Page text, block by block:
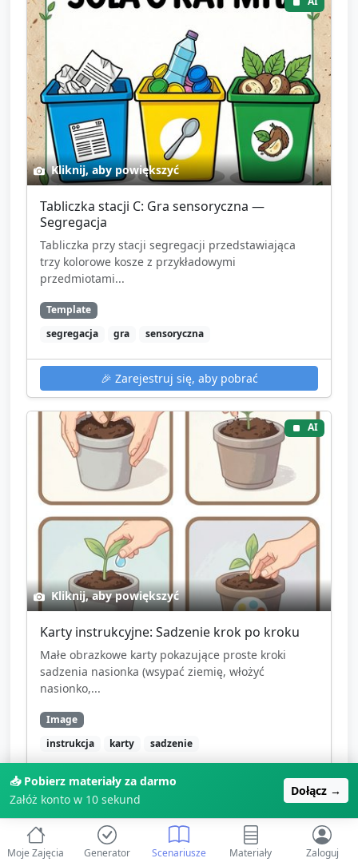
Kliknij, aby powiększyć
Tabliczka stacji C: Gra sensoryczna —
Segregacja
Tabliczka przy stacji segregacji przedstawiająca
trzy kolorowe kosze z przykładowymi
przedmiotami...
Template
segregacja
gra sensoryczna
🎉 Zarejestruj się, aby pobrać
AI
Kliknij, aby powiększyć
Karty instrukcyjne: Sadzenie krok po kroku
Małe obrazkowe karty pokazujące proste kroki
sadzenia nasionka (wsypać ziemię, włożyć
nasionko,...
Image
instrukcja
karty sadzenie
🎉Zarejestruj się, aby pobrać
📥 Pobierz materiały za darmo
Załóż konto w 10 sekund
Dołącz →
Moje Zajęcia Generator Scenariusze Materiały Zaloguj